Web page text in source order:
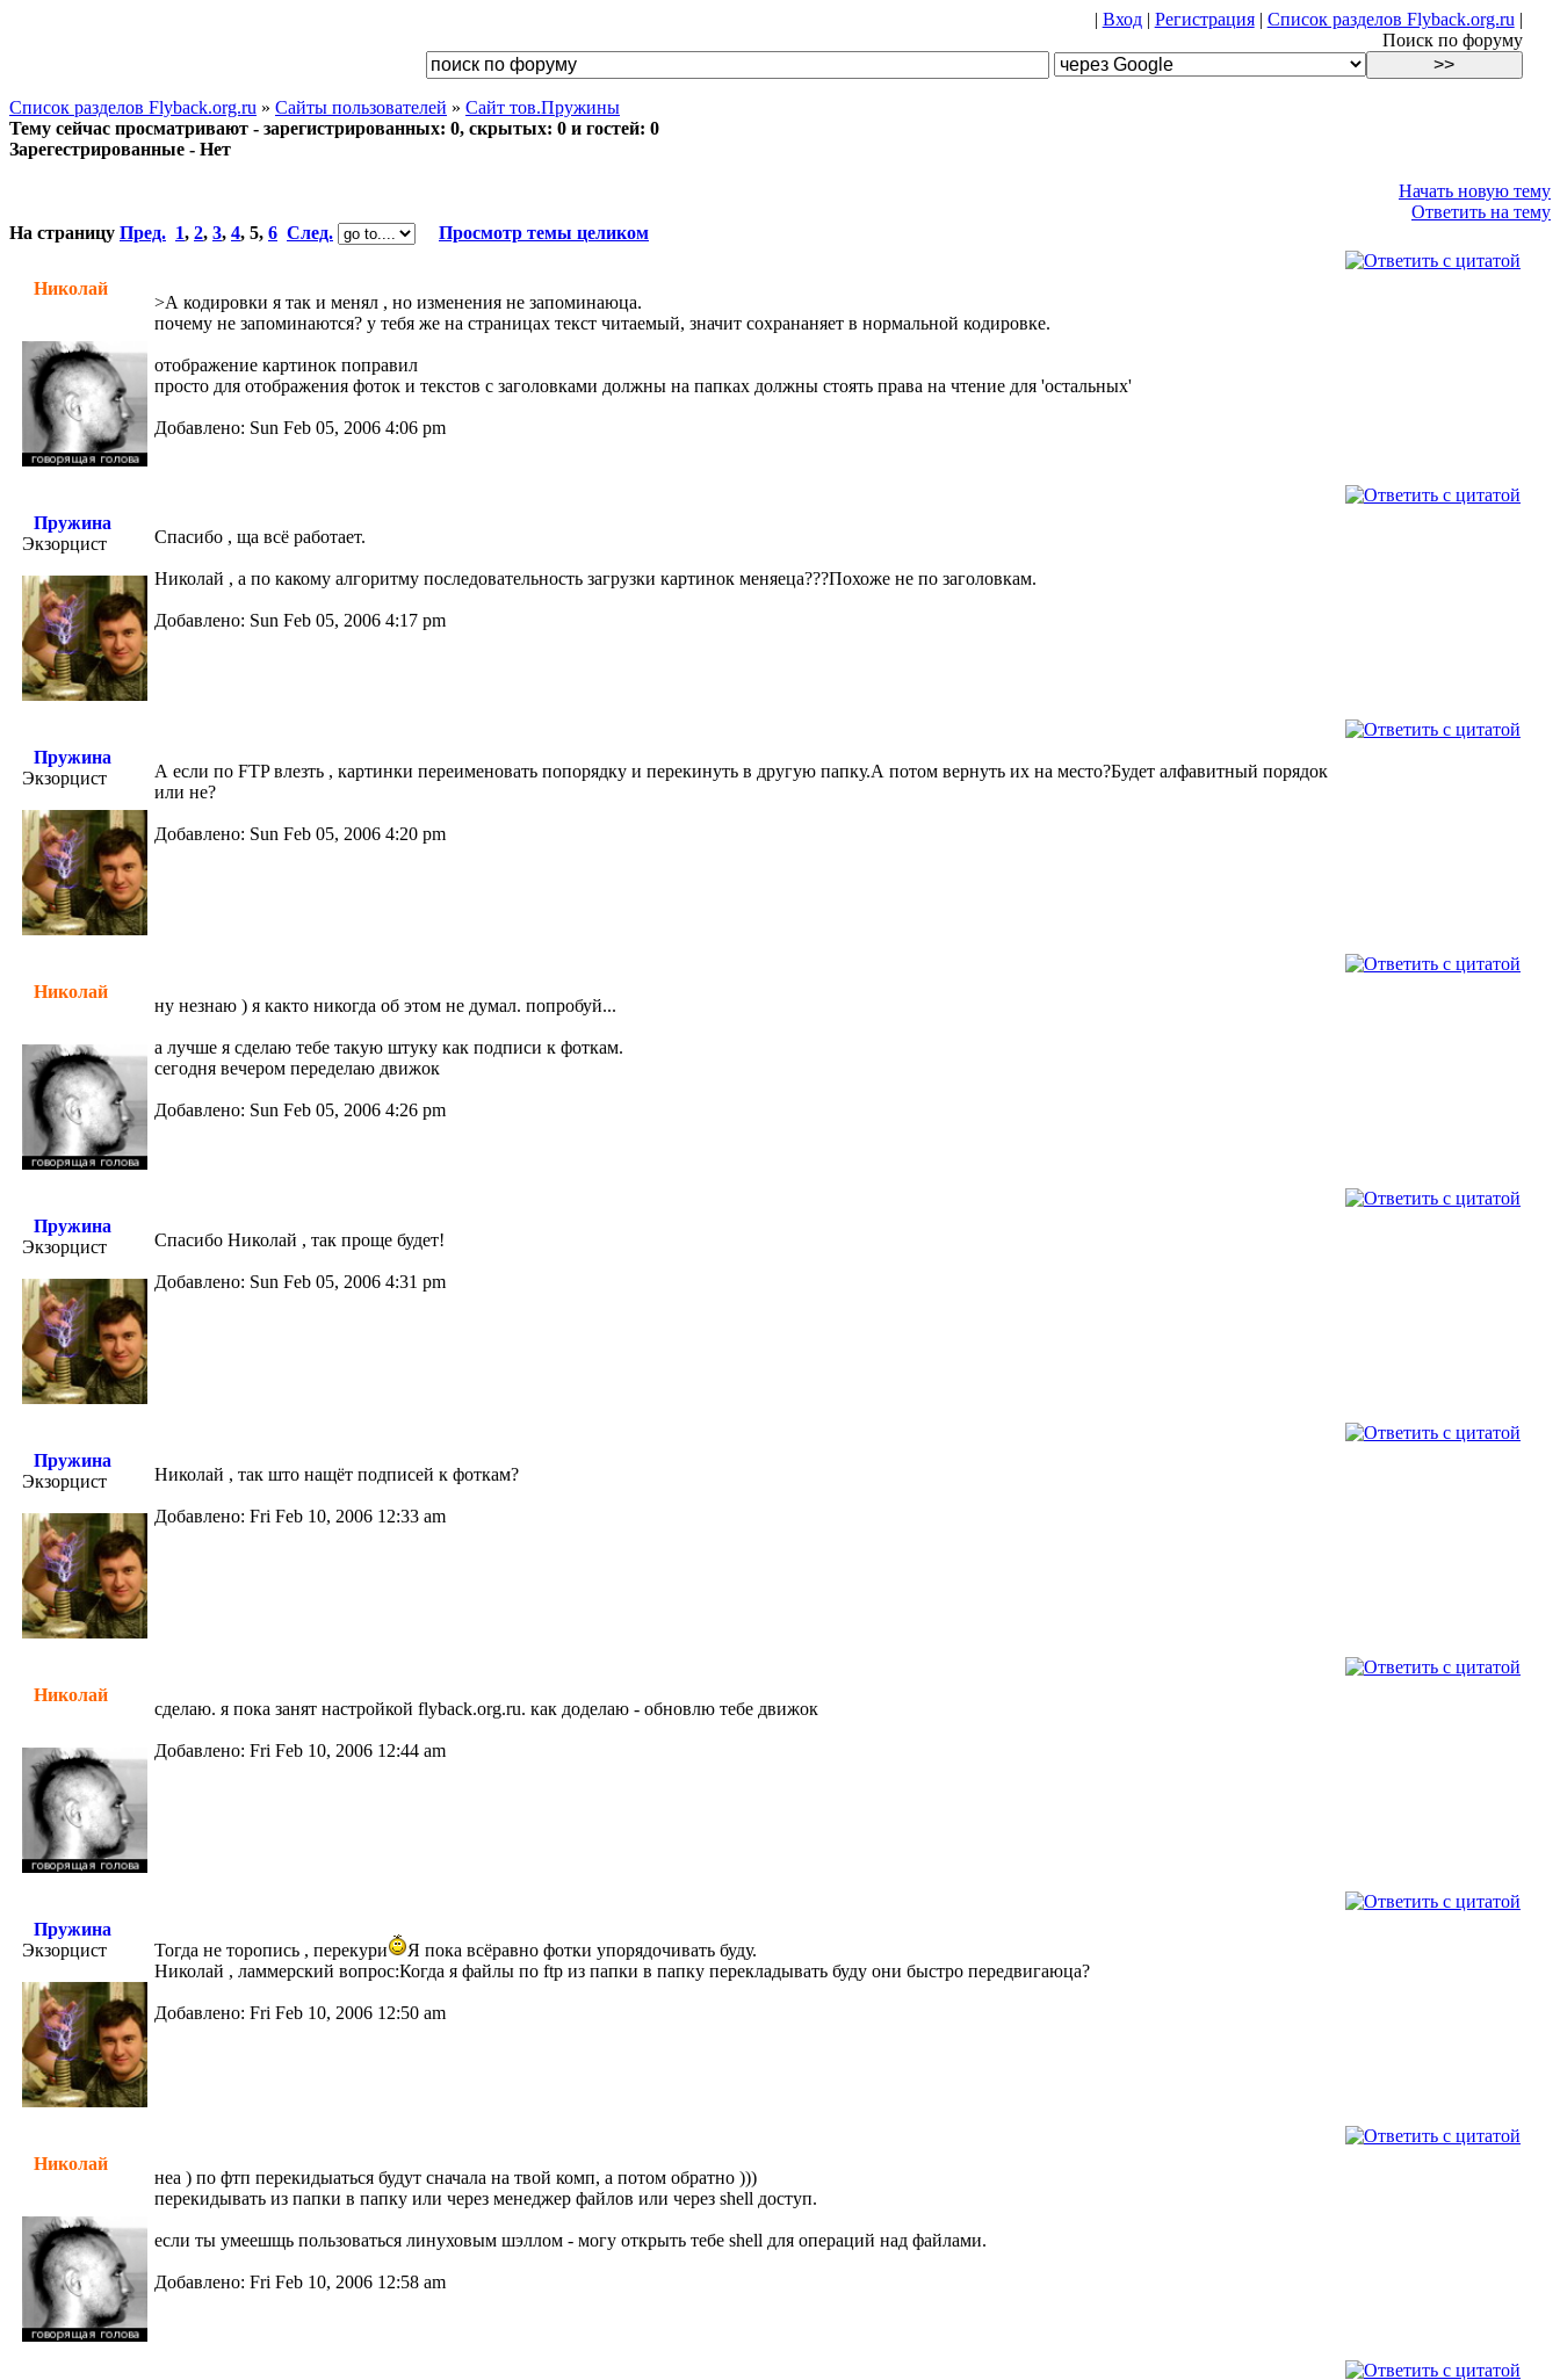
| Вход| Регистрация| Список разделов Flyback.org.ru |
Поиск по форуму
Список разделов Flyback.org.ru » Сайты пользователей » Сайт тов.Пружины
Тему сейчас просматривают - зарегистрированных: 0, скрытых: 0 и гостей: 0
Зарегестрированные - Нет
Начать новую тему
Ответить на тему
На страницу Пред. 1, 2, 3, 4, 5, 6 След. Просмотр темы целиком
Николай
>А кодировки я так и менял , но изменения не запоминаюца.
почему не запоминаются? у тебя же на страницах текст читаемый, значит сохрананяет в нормальной кодировке.
отображение картинок поправил
просто для отображения фоток и текстов с заголовками должны на папках должны стоять права на чтение для 'остальных'
Добавлено: Sun Feb 05, 2006 4:06 pm
Пружина
Экзорцист
Спасибо , ща всё работает.
Николай , а по какому алгоритму последовательность загрузки картинок меняеца???Похоже не по заголовкам.
Добавлено: Sun Feb 05, 2006 4:17 pm
Пружина
Экзорцист
А если по FTP влезть , картинки переименовать попорядку и перекинуть в другую папку.А потом вернуть их на место?Будет алфавитный порядок
или не?
Добавлено: Sun Feb 05, 2006 4:20 pm
Николай
ну незнаю ) я както никогда об этом не думал. попробуй...
а лучше я сделаю тебе такую штуку как подписи к фоткам.
сегодня вечером переделаю движок
Добавлено: Sun Feb 05, 2006 4:26 pm
Пружина
Экзорцист
Спасибо Николай , так проще будет!
Добавлено: Sun Feb 05, 2006 4:31 pm
Пружина
Экзорцист
Николай , так што нащёт подписей к фоткам?
Добавлено: Fri Feb 10, 2006 12:33 am
Николай
сделаю. я пока занят настройкой flyback.org.ru. как доделаю - обновлю тебе движок
Добавлено: Fri Feb 10, 2006 12:44 am
Пружина
Экзорцист
Тогда не торопись , перекури
Я пока всёравно фотки упорядочивать буду.
Николай , ламмерский вопрос:Когда я файлы по ftp из папки в папку перекладывать буду они быстро передвигаюца?
Добавлено: Fri Feb 10, 2006 12:50 am
Николай
неа ) по фтп перекидыаться будут сначала на твой комп, а потом обратно )))
перекидывать из папки в папку или через менеджер файлов или через shell доступ.
если ты умеешщь пользоваться линуховым шэллом - могу открыть тебе shell для операций над файлами.
Добавлено: Fri Feb 10, 2006 12:58 am